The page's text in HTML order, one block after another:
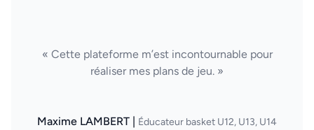
« Cette plateforme m’est incontournable pour
réaliser mes plans de jeu. »
Maxime LAMBERT | Éducateur basket U12, U13, U14